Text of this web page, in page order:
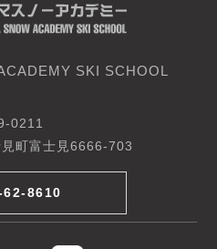
SKI SCHOOL
0211
町富士見6666-703
62-8610